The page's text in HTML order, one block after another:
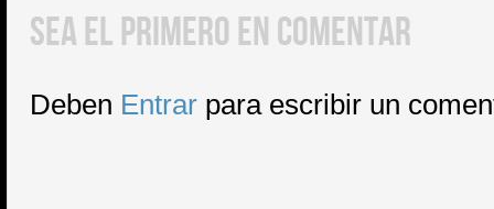
SEA EL PRIMERO EN COMENTAR
Deben Entrar para escribir un